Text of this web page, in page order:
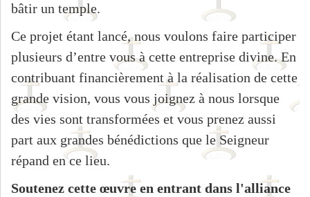
bâtir un temple.
Ce projet étant lancé, nous voulons faire participer
plusieurs d’entre vous à cette entreprise divine. En
contribuant financièrement à la réalisation de cette
grande vision, vous vous joignez à nous lorsque
des vies sont transformées et vous prenez aussi
part aux grandes bénédictions que le Seigneur
répand en ce lieu.
Soutenez cette œuvre en entrant dans l'alliance